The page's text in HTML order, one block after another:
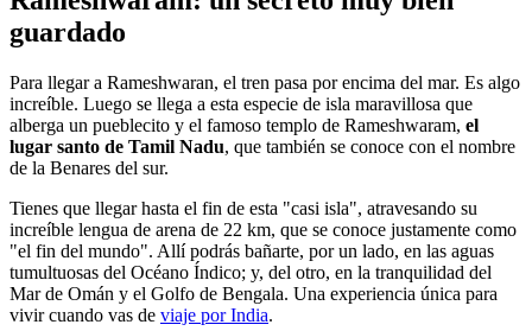
guardado
Para llegar a Rameshwaran, el tren pasa por encima del mar. Es algo
increíble. Luego se llega a esta especie de isla maravillosa que
alberga un pueblecito y el famoso templo de Rameshwaram, el
lugar santo de Tamil Nadu, que también se conoce con el nombre
de la Benares del sur.
Tienes que llegar hasta el fin de esta "casi isla", atravesando su
increíble lengua de arena de 22 km, que se conoce justamente como
"el fin del mundo". Allí podrás bañarte, por un lado, en las aguas
tumultuosas del Océano Índico; y, del otro, en la tranquilidad del
Mar de Omán y el Golfo de Bengala. Una experiencia única para
vivir cuando vas de viaje por India.